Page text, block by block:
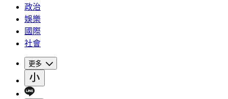
政治
娛樂
國際
社會
更多